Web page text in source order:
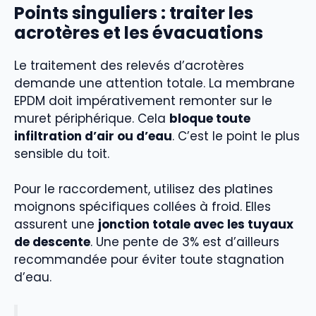
Points singuliers : traiter les
acrotères et les évacuations
Le traitement des relevés d’acrotères
demande une attention totale. La membrane
EPDM doit impérativement remonter sur le
muret périphérique. Cela bloque toute
infiltration d’air ou d’eau. C’est le point le plus
sensible du toit.
Pour le raccordement, utilisez des platines
moignons spécifiques collées à froid. Elles
assurent une jonction totale avec les tuyaux
de descente. Une pente de 3% est d’ailleurs
recommandée pour éviter toute stagnation
d’eau.